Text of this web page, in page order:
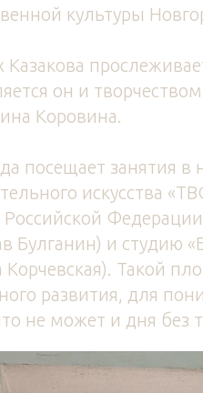
культуры
Казакова
он и
Коровина.
посещает занятия
искусства
Российской
Булганин) и студию
Такой
развития, для
не может и дня без